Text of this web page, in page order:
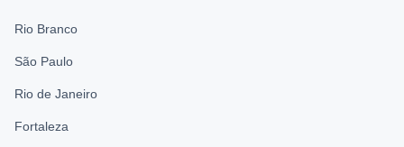
Rio Branco
São Paulo
Rio de Janeiro
Fortaleza